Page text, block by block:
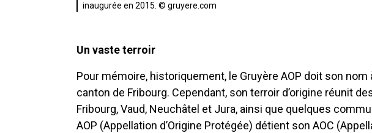
inaugurée en 2015. © gruyere.com
Un vaste terroir
Pour mémoire, historiquement, le Gruyère AOP doit son nom
canton de Fribourg. Cependant, son terroir d’origine réunit
Fribourg, Vaud, Neuchâtel et Jura, ainsi que quelques
AOP (Appellation d’Origine Protégée) détient son AOC